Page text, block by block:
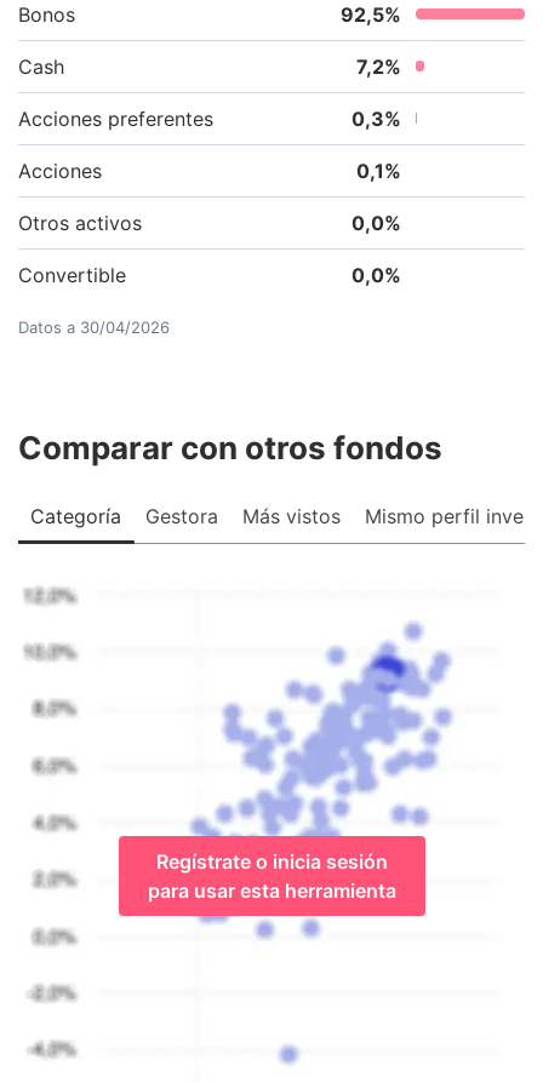
Bonos 92,5%
Cash 7,2%
Acciones preferentes 0,3%
Acciones 0,1%
Otros activos 0,0%
Convertible 0,0%
Datos a 30/04/2026
Comparar con otros fondos
Categoría Gestora Más vistos Mismo perfil
Regístrate o inicia sesión
para usar esta herramienta